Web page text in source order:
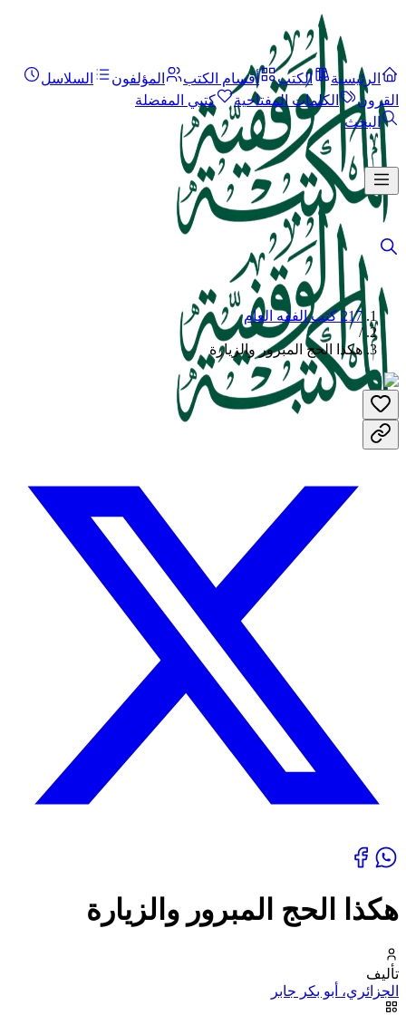
الرئيسية الكتب أقسام الكتب المؤلفون
السلاسل
القرون
الكلمات المفتاحية
كتبي المفضلة
البحث
217 كتب الفقه العام
/
هكذا الحج المبرور والزيارة
هكذا الحج المبرور والزيارة
تأليف
الجزائري، أبو بكر جابر